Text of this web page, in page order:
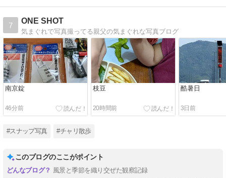
7
ONE SHOT
気まぐれで写真撮ってる親父の気まぐれな写真ブログ
南京錠
46分前
枝豆
20時間前
酷暑日
3日前
#スナップ写真 #チャリ散歩
このブログのここがポイント
風景と季節を織り交ぜた観察記録